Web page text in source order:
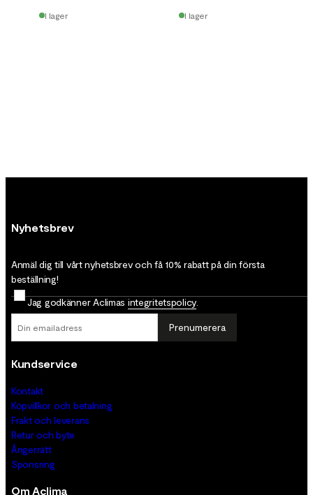
I lager I lager
Nyhetsbrev
Anmäl dig till vårt nyhetsbrev och få 10% rabatt på din första
beställning!
Jag godkänner Aclimas integritetspolicy
Prenumerera
Kundservice
Kontakt
Köpvillkor och betalning
Frakt och leverans
Retur och byte
Ångerrätt
Sponsring
Om Aclima